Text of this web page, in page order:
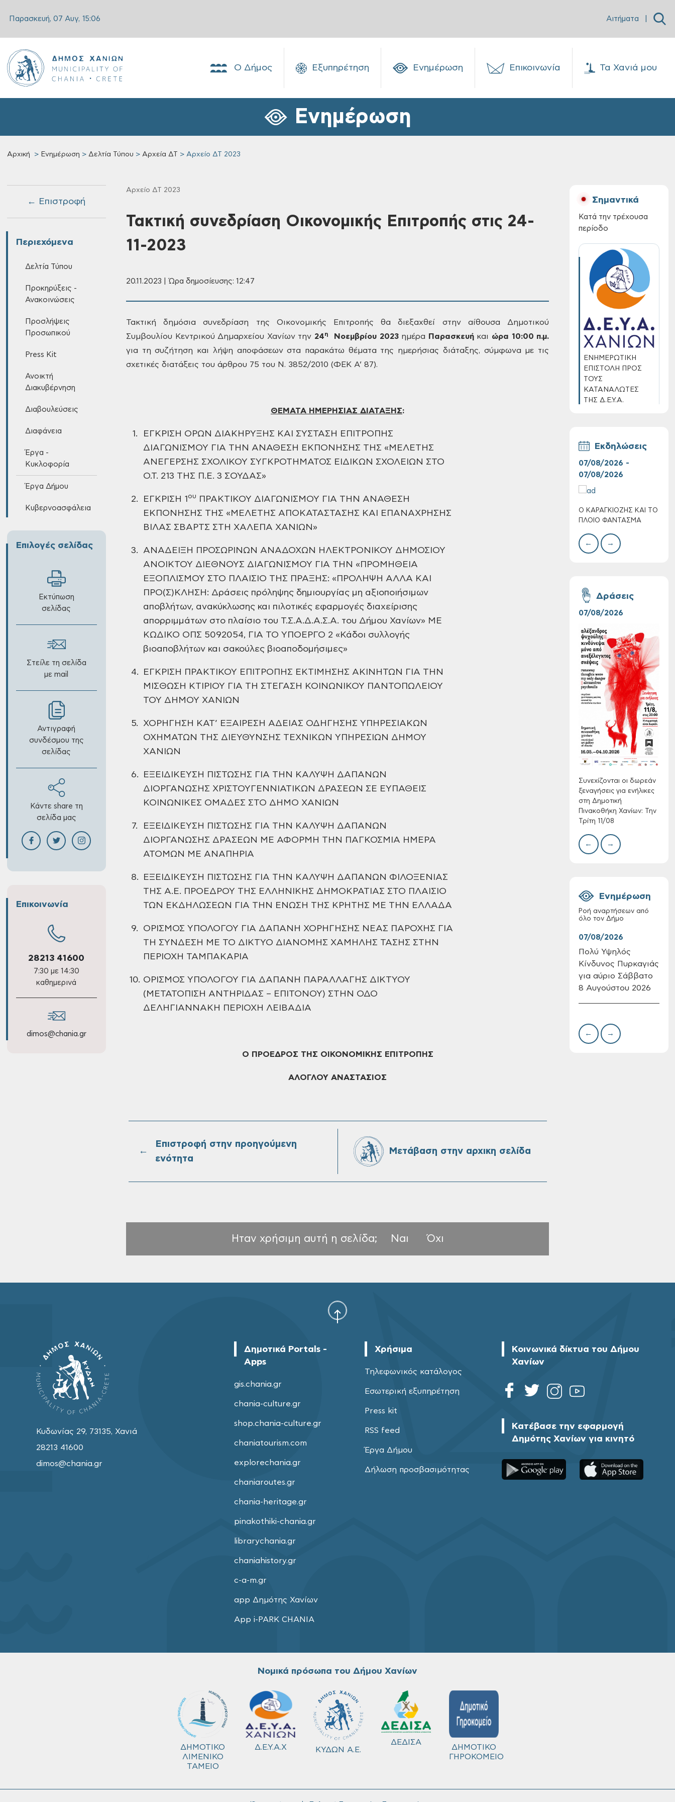
Παρασκευή, 07 Αυγ, 15:06 Αιτήματα
Ο Δήμος Εξυπηρέτηση Ενημέρωση Επικοινωνία Τα Χανιά μου
Ενημέρωση
Αρχική Ενημέρωση Δελτία Τύπου Αρχεία ΔΤ Αρχείο ΔΤ 2023
← Επιστροφή
Περιεχόμενα
Δελτία Τύπου
Προκηρύξεις -
Ανακοινώσεις
Προσλήψεις
Προσωπικού
Press Kit
Ανοικτή
Διακυβέρνηση
Διαβουλεύσεις
Διαφάνεια
Έργα -
Κυκλοφορία
Έργα Δήμου
Κυβερνοασφάλεια
Επιλογές σελίδας
Εκτύπωση
σελίδας
Στείλε τη σελίδα
με mail
Αντιγραφή
συνδέσμου της
σελίδας
Κάντε share τη
σελίδα μας
Επικοινωνία
28213 41600
7:30 με 14:30
καθημερινά
dimos@chania.gr
Αρχείο ΔΤ 2023
Τακτική συνεδρίαση Οικονομικής Επιτροπής στις 24-
11-2023
20.11.2023 | Ώρα δημοσίευσης: 12:47
Τακτική δημόσια συνεδρίαση της Οικονομικής Επιτροπής θα διεξαχθεί στην αίθουσα Δημοτικού
Συμβουλίου Κεντρικού Δημαρχείου Χανίων την 24ηΝοεμβρίου 2023 ημέρα Παρασκευή και ώρα 10:00 π.μ.
για τη συζήτηση και λήψη αποφάσεων στα παρακάτω θέματα της ημερήσιας διάταξης, σύμφωνα με τις
σχετικές διατάξεις του άρθρου 75 του Ν. 3852/2010 (ΦΕΚ Α’ 87).
ΘΕΜΑΤΑ ΗΜΕΡΗΣΙΑΣ ΔΙΑΤΑΞΗΣ:
1.
ΕΓΚΡΙΣΗ ΟΡΩΝ ΔΙΑΚΗΡΥΞΗΣ ΚΑΙ ΣΥΣΤΑΣΗ ΕΠΙΤΡΟΠΗΣ
ΔΙΑΓΩΝΙΣΜΟΥ ΓΙΑ ΤΗΝ ΑΝΑΘΕΣΗ ΕΚΠΟΝΗΣΗΣ ΤΗΣ «ΜΕΛΕΤΗΣ
ΑΝΕΓΕΡΣΗΣ ΣΧΟΛΙΚΟΥ ΣΥΓΚΡΟΤΗΜΑΤΟΣ ΕΙΔΙΚΩΝ ΣΧΟΛΕΙΩΝ ΣΤΟ
Ο.Τ. 213 ΤΗΣ Π.Ε. 3 ΣΟΥΔΑΣ»
2. ΕΓΚΡΙΣΗ 1 ου ΠΡΑΚΤΙΚΟΥ ΔΙΑΓΩΝΙΣΜΟΥ ΓΙΑ ΤΗΝ ΑΝΑΘΕΣΗ
ΕΚΠΟΝΗΣΗΣ ΤΗΣ «ΜΕΛΕΤΗΣ ΑΠΟΚΑΤΑΣΤΑΣΗΣ ΚΑΙ ΕΠΑΝΑΧΡΗΣΗΣ
ΒΙΛΑΣ ΣΒΑΡΤΣ ΣΤΗ ΧΑΛΕΠΑ ΧΑΝΙΩΝ»
3. ΑΝΑΔΕΙΞΗ ΠΡΟΣΩΡΙΝΩΝ ΑΝΑΔΟΧΩΝ ΗΛΕΚΤΡΟΝΙΚΟΥ ΔΗΜΟΣΙΟΥ
ΑΝΟΙΚΤΟΥ ΔΙΕΘΝΟΥΣ ΔΙΑΓΩΝΙΣΜΟΥ ΓΙΑ ΤΗΝ «ΠΡΟΜΗΘΕΙΑ
ΕΞΟΠΛΙΣΜΟΥ ΣΤΟ ΠΛΑΙΣΙΟ ΤΗΣ ΠΡΑΞΗΣ: «ΠΡΟΛΗΨΗ ΑΛΛΑ ΚΑΙ
ΠΡΟ(Σ)ΚΛΗΣΗ: Δράσεις πρόληψης δημιουργίας μη αξιοποιήσιμων
αποβλήτων, ανακύκλωσης και πιλοτικές εφαρμογές διαχείρισης
απορριμμάτων στο πλαίσιο του Τ.Σ.Α.Δ.Α.Σ.Α. του Δήμου Χανίων» ΜΕ
ΚΩΔΙΚΟ ΟΠΣ 5092054, ΓΙΑ ΤΟ ΥΠΟΕΡΓΟ 2 «Κάδοι συλλογής
βιοαποβλήτων και σακούλες βιοαποδομήσιμες»
4. ΕΓΚΡΙΣΗ ΠΡΑΚΤΙΚΟΥ ΕΠΙΤΡΟΠΗΣ ΕΚΤΙΜΗΣΗΣ ΑΚΙΝΗΤΩΝ
ΓΙΑ ΤΗΝ
ΜΙΣΘΩΣΗ ΚΤΙΡΙΟΥ ΓΙΑ ΤΗ ΣΤΕΓΑΣΗ ΚΟΙΝΩΝΙΚΟΥ ΠΑΝΤΟΠΩΛΕΙΟΥ
ΤΟΥ ΔΗΜΟΥ ΧΑΝΙΩΝ
5. ΧΟΡΗΓΗΣΗ ΚΑΤ’ ΕΞΑΙΡΕΣΗ ΑΔΕΙΑΣ ΟΔΗΓΗΣΗΣ ΥΠΗΡΕΣΙΑΚΩΝ
ΟΧΗΜΑΤΩΝ ΤΗΣ ΔΙΕΥΘΥΝΣΗΣ ΤΕΧΝΙΚΩΝ ΥΠΗΡΕΣΙΩΝ ΔΗΜΟΥ
ΧΑΝΙΩΝ
6.
ΕΞΕΙΔΙΚΕΥΣΗ ΠΙΣΤΩΣΗΣ ΓΙΑ ΤΗΝ ΚΑΛΥΨΗ ΔΑΠΑΝΩΝ
ΔΙΟΡΓΑΝΩΣΗΣ ΧΡΙΣΤΟΥΓΕΝΝΙΑΤΙΚΩΝ ΔΡΑΣΕΩΝ ΣΕ ΕΥΠΑΘΕΙΣ
ΚΟΙΝΩΝΙΚΕΣ ΟΜΑΔΕΣ ΣΤΟ ΔΗΜΟ ΧΑΝΙΩΝ
7.
ΕΞΕΙΔΙΚΕΥΣΗ ΠΙΣΤΩΣΗΣ ΓΙΑ ΤΗΝ ΚΑΛΥΨΗ ΔΑΠΑΝΩΝ
ΔΙΟΡΓΑΝΩΣΗΣ ΔΡΑΣΕΩΝ ΜΕ ΑΦΟΡΜΗ ΤΗΝ ΠΑΓΚΟΣΜΙΑ ΗΜΕΡΑ
ΑΤΟΜΩΝ ΜΕ ΑΝΑΠΗΡΙΑ
8. ΕΞΕΙΔΙΚΕΥΣΗ ΠΙΣΤΩΣΗΣ ΓΙΑ ΤΗΝ ΚΑΛΥΨΗ ΔΑΠΑΝΩΝ ΦΙΛΟΞΕΝΙΑΣ
ΤΗΣ Α.Ε. ΠΡΟΕΔΡΟΥ ΤΗΣ ΕΛΛΗΝΙΚΗΣ ΔΗΜΟΚΡΑΤΙΑΣ ΣΤΟ ΠΛΑΙΣΙΟ
ΤΩΝ
ΕΚΔΗΛΩΣΕΩΝ ΓΙΑ ΤΗΝ ΕΝΩΣΗ ΤΗΣ ΚΡΗΤΗΣ ΜΕ ΤΗΝ ΕΛΛΑΔΑ
9. ΟΡΙΣΜΟΣ ΥΠΟΛΟΓΟΥ ΓΙΑ ΔΑΠΑΝΗ ΧΟΡΗΓΗΣΗΣ ΝΕΑΣ ΠΑΡΟΧΗΣ ΓΙΑ
ΤΗ ΣΥΝΔΕΣΗ ΜΕ ΤΟ ΔΙΚΤΥΟ ΔΙΑΝΟΜΗΣ ΧΑΜΗΛΗΣ ΤΑΣΗΣ ΣΤΗΝ
ΠΕΡΙΟΧΗ ΤΑΜΠΑΚΑΡΙΑ
10. ΟΡΙΣΜΟΣ ΥΠΟΛΟΓΟΥ ΓΙΑ ΔΑΠΑΝΗ ΠΑΡΑΛΛΑΓΗΣ ΔΙΚΤΥΟΥ
(ΜΕΤΑΤΟΠΙΣΗ ΑΝΤΗΡΙΔΑΣ – ΕΠΙΤΟΝΟΥ) ΣΤΗΝ ΟΔΟ
ΔΕΛΗΓΙΑΝΝΑΚΗ ΠΕΡΙΟΧΗ ΛΕΙΒΑΔΙΑ
Ο ΠΡΟΕΔΡΟΣ ΤΗΣ ΟΙΚΟΝΟΜΙΚΗΣ ΕΠΙΤΡΟΠΗΣ
ΑΛΟΓΛΟΥ ΑΝΑΣΤΑΣΙΟΣ
Σημαντικά
Κατά την τρέχουσα
περίοδο
ΕΝΗΜΕΡΩΤΙΚΗ
ΕΠΙΣΤΟΛΗ ΠΡΟΣ
ΤΟΥΣ
ΚΑΤΑΝΑΛΩΤΕΣ
ΤΗΣ Δ.Ε.Υ.Α.
Πολύ Υψηλός
για αύριο Σάββατο 8
Αυγούστου 2026
Συνεχίζονται οι
δωρεάν ξεναγήσεις
για ενήλικες στη
Δημοτική
Πινακοθήκη Χανίων:
Την Τρίτη 11/08
08-2026
Επαναλειτουργία
του συστήματος
Εκδηλώσεις
07/08/2026 -
07/08/2026
Ο ΚΑΡΑΓΚΙΟΖΗΣ ΚΑΙ ΤΟ
ΠΛΟΙΟ ΦΑΝΤΑΣΜΑ
← →
Δράσεις
07/08/2026
Συνεχίζονται οι δωρεάν
ξεναγήσεις για ενήλικες
στη Δημοτική
Πινακοθήκη Χανίων: Την
Τρίτη 11/08
← →
Ενημέρωση
Ροή αναρτήσεων από
όλο τον Δήμο
07/08/2026
Πολύ Υψηλός
Κίνδυνος Πυρκαγιάς
για αύριο Σάββατο
8 Αυγούστου 2026
← →
←
Επιστροφή στην προηγούμενη
ενότητα
Μετάβαση στην αρχικη σελίδα
Ηταν χρήσιμη αυτή η σελίδα; Ναι Όχι
Κυδωνίας 29, 73135, Χανιά
28213 41600
dimos@chania.gr
Δημοτικά Portals -
Apps
gis.chania.gr
chania-culture.gr
shop.chania-culture.gr
chaniatourism.com
explorechania.gr
chaniaroutes.gr
chania-heritage.gr
pinakothiki-chania.gr
librarychania.gr
chaniahistory.gr
c-a-m.gr
app Δημότης Χανίων
App i-PARK CHANIA
Χρήσιμα
Τηλεφωνικός κατάλογος
Εσωτερική εξυπηρέτηση
Press kit
RSS feed
Έργα Δήμου
Δήλωση προσβασιμότητας
Κοινωνικά δίκτυα του Δήμου
Χανίων
Κατέβασε την εφαρμογή
Δημότης Χανίων για κινητό
Νομικά πρόσωπα του Δήμου Χανίων
ΔΗΜΟΤΙΚΟ
ΛΙΜΕΝΙΚΟ
ΤΑΜΕΙΟ
Δ.Ε.Υ.Α.Χ ΚΥΔΩΝ Α.Ε.
ΔΕΔΙΣΑ
ΔΗΜΟΤΙΚΟ
ΓΗΡΟΚΟΜΕΙΟ